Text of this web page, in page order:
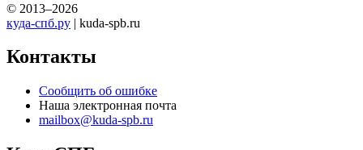
© 2013–2026
куда-спб.ру | kuda-spb.ru
Контакты
Сообщить об ошибке
Наша электронная почта
mailbox@kuda-spb.ru